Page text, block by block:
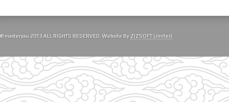
© masteryau 2013 ALL RIGHTS RESERVED. Website By ZIZSOFT Limited